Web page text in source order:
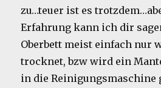
zu…teuer ist es
Erfahrung kann ich dir
Oberbett meist einfach nur
trocknet, bzw wird ein
in die Reinigungsmaschine